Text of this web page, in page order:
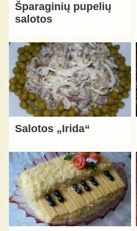
Šparaginių pupelių
salotos
Salotos „Irida“